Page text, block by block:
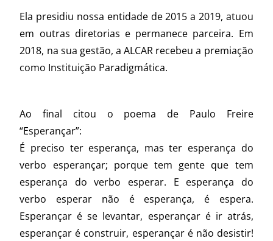
Ela presidiu nossa entidade de 2015 a 2019, atuou
em outras diretorias e permanece parceira. Em
2018, na sua gestão, a ALCAR recebeu a premiação
como Instituição Paradigmática.
Ao final citou o poema de Paulo Freire
“Esperançar”:
É preciso ter esperança, mas ter esperança do
verbo esperançar; porque tem gente que tem
esperança do verbo esperar. E esperança do
verbo esperar não é esperança, é espera.
Esperançar é se levantar, esperançar é ir atrás,
esperançar é construir, esperançar é não desistir!